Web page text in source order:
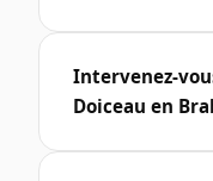
Intervenez-
Doiceau en